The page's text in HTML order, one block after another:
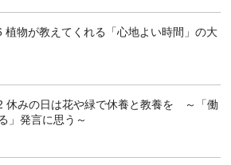
植物が教えてくれる「心地よい時間」の大
休みの日は花や緑で休養と教養を ～「働
」発言に思う～